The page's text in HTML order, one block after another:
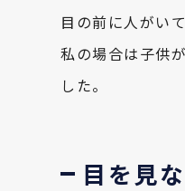
目の前に人がい
私の場合は子供
した。
目を見